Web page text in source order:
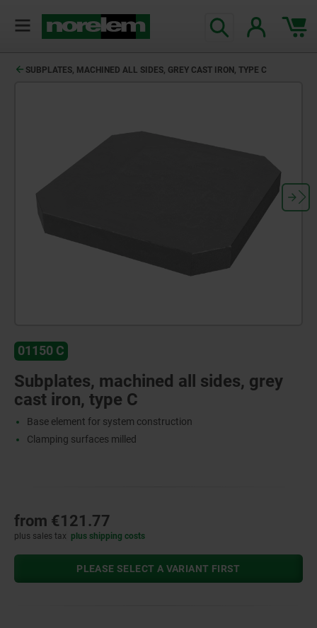
SUBPLATES, MACHINED ALL SIDES, GREY CAST IRON, TYPE C
01150 C
Subplates, machined all sides, grey
cast iron, type C
Base element for system construction
Clamping surfaces milled
from €121.77
plus sales tax plus shipping costs
PLEASE SELECT A VARIANT FIRST